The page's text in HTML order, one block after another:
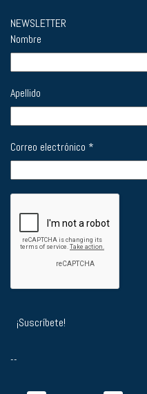
NEWSLETTER
Nombre
Apellido
Correo electrónico *
--